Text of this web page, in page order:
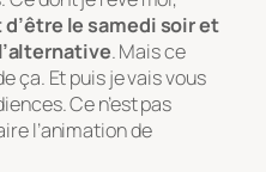
d’être le samedi soir et
. Mais ce
ça. Et puis je vais vous
Ce n’est pas
l’animation de